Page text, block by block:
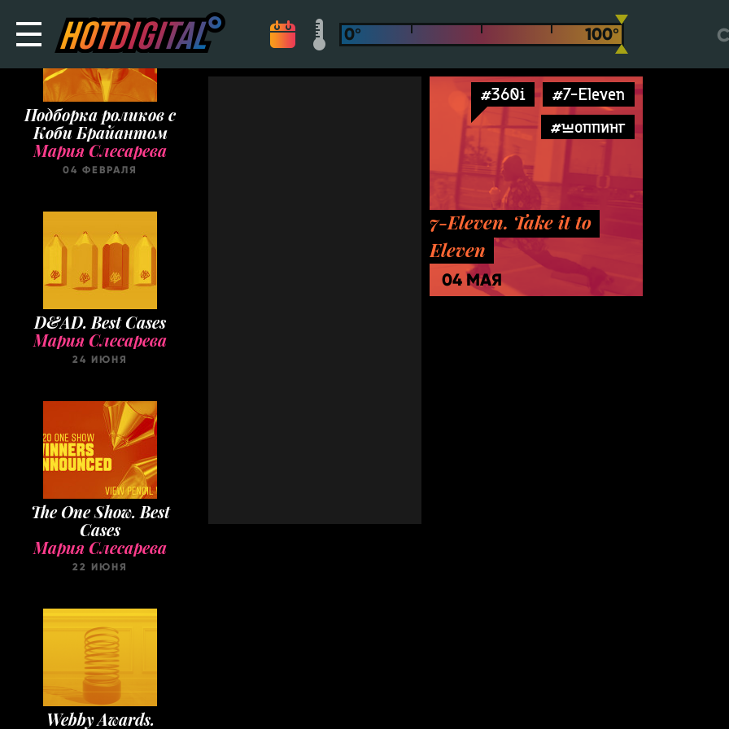
Подборка роликов с
Коби Брайантом
Мария Слесарева
04 ФЕВРАЛЯ
D&AD. Best Cases
Мария Слесарева
24 ИЮНЯ
The One Show. Best
Cases
Мария Слесарева
22 ИЮНЯ
Webby Awards.
#360i
#7-Eleven
#шоппинг
7-Eleven. Take it to
Eleven
04 МАЯ